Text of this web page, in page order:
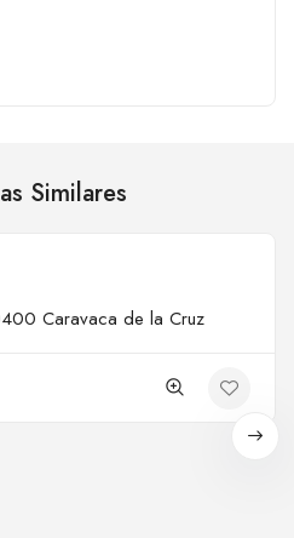
Similares
Caravaca de la Cruz